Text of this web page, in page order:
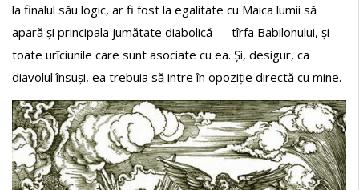
la finalul său logic, ar fi fost la egalitate cu Maica lumii să
apară și principala jumătate diabolică — tîrfa Babilonului, și
toate urîciunile care sunt asociate cu ea. Și, desigur, ca
diavolul însuși, ea trebuia să intre în opoziție directă cu mine.